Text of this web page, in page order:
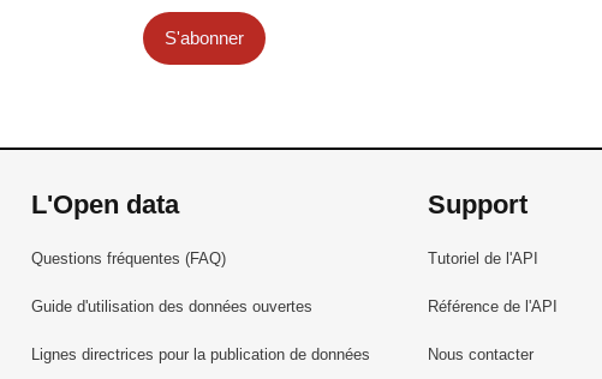
S'abonner
L'Open data
Questions fréquentes (FAQ)
Guide d'utilisation des données ouvertes
Lignes directrices pour la publication de données
Support
Tutoriel de l'API
Référence de l'API
Nous contacter